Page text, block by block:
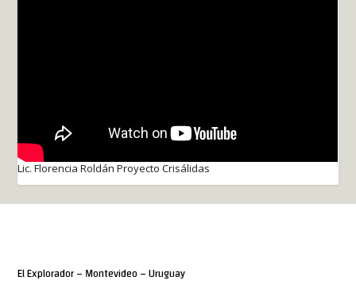
Lic. Florencia Roldán Proyecto Crisálidas
El Explorador – Montevideo – Uruguay